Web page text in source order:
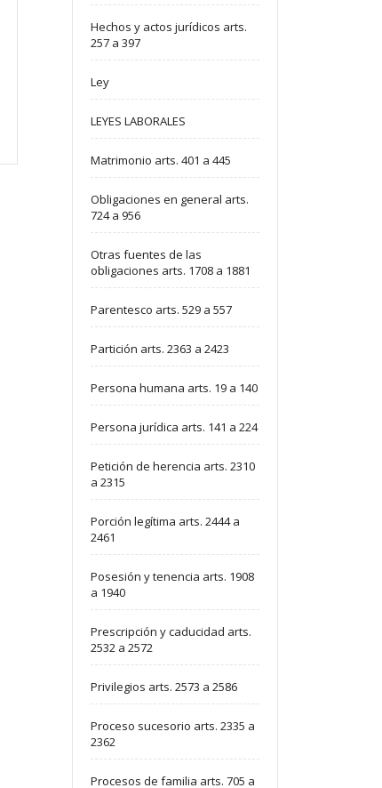
Hechos y actos jurídicos arts.
257 a 397
Ley
LEYES LABORALES
Matrimonio arts. 401 a 445
Obligaciones en general arts.
724 a 956
Otras fuentes de las
obligaciones arts. 1708 a 1881
Parentesco arts. 529 a 557
Partición arts. 2363 a 2423
Persona humana arts. 19 a 140
Persona jurídica arts. 141 a 224
Petición de herencia arts. 2310
a 2315
Porción legítima arts. 2444 a
2461
Posesión y tenencia arts. 1908
a 1940
Prescripción y caducidad arts.
2532 a 2572
Privilegios arts. 2573 a 2586
Proceso sucesorio arts. 2335 a
2362
Procesos de familia arts. 705 a